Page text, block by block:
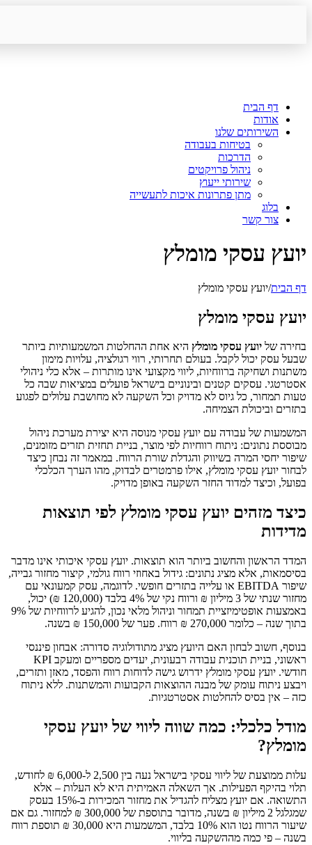
דף הבית
אודות
השירותים שלנו
בטיחות בעבודה
הדרכות
ניהול פרויקטים
שירותי ייעוץ
מתן פתרונות איכות לתעשייה
בלוג
צור קשר
יועץ עסקי מומלץ
דף הבית/יועץ עסקי מומלץ
יועץ עסקי מומלץ
בחירה של יועץ עסקי מומלץ היא אחת ההחלטות המשמעותיות ביותר
שבעל עסק יכול לקבל. בעולם תחרותי, רווי רגולציה, עלויות מימון
משתנות ושחיקה ברווחיות, ליווי מקצועי אינו מותרות – אלא כלי ניהולי
אסטרטגי. עסקים קטנים ובינוניים בישראל פועלים במציאות שבה כל
טעות תמחור, כל גיוס לא מדויק וכל השקעה לא מחושבת עלולים לפגוע
בתזרים וביכולת הצמיחה.
המשמעות של עבודה עם יועץ עסקי מנוסה היא יצירת מערכת ניהול
מבוססת נתונים: ניתוח רווחיות לפי מוצר, בניית תחזית תזרים מזומנים,
שיפור יחסי המרה בשיווק והגדלת שורת הרווח. במאמר זה נבחן כיצד
לבחור יועץ עסקי מומלץ, אילו פרמטרים לבדוק, מהו הערך הכלכלי
בפועל, וכיצד למדוד החזר השקעה באופן מדויק.
כיצד מזהים יועץ עסקי מומלץ לפי תוצאות
מדידות
המדד הראשון והחשוב ביותר הוא תוצאות. יועץ עסקי איכותי אינו מדבר
בסיסמאות, אלא מציג נתונים: גידול באחוזי רווח גולמי, קיצור מחזור גבייה,
שיפור EBITDA או עלייה בתזרים חופשי. לדוגמה, עסק קמעונאי עם
מחזור שנתי של 3 מיליון ₪ ורווח נקי של 4% בלבד (120,000 ₪) יכול,
באמצעות אופטימיזציית תמחור וניהול מלאי נכון, להגיע לרווחיות של 9%
בתוך שנה – כלומר 270,000 ₪ רווח. פער של 150,000 ₪ בשנה.
בנוסף, חשוב לבחון האם היועץ מציג מתודולוגיה סדורה: אבחון פיננסי
ראשוני, בניית תוכנית עבודה רבעונית, יעדים מספריים ומעקב KPI
חודשי. יועץ עסקי מומלץ ידרוש גישה לדוחות רווח והפסד, מאזן ותזרים,
ויבצע ניתוח עומק של מבנה ההוצאות הקבועות והמשתנות. ללא ניתוח
כזה – אין בסיס להחלטות אסטרטגיות.
מודל כלכלי: כמה שווה ליווי של יועץ עסקי
מומלץ?
עלות ממוצעת של ליווי עסקי בישראל נעה בין 2,500 ל-6,000 ₪ לחודש,
תלוי בהיקף הפעילות. אך השאלה האמיתית היא לא העלות – אלא
התשואה. אם יועץ מצליח להגדיל את מחזור המכירות ב-15% בעסק
שמגלגל 2 מיליון ₪ בשנה, מדובר בתוספת של 300,000 ₪ למחזור. גם אם
שיעור הרווח נטו הוא 10% בלבד, המשמעות היא 30,000 ₪ תוספת רווח
בשנה – פי כמה מההשקעה בליווי.